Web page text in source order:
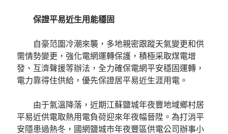
保證平易近生用能穩固
自豪范圍冷潮來襲，多地親密跟蹤天氣變更和供
需情勢變更，強化電網運轉保護，積極采取煤電增
發、互濟聲援等辦法，全力確保電網平安穩固運轉，
電力靠得住供給，優先保證居平易近生涯用電。
由于氣溫降落，近期江蘇鹽城年夜豐地域鄉村居
平易近供電取熱用電負荷迎來年夜幅晉陞。為打消平
安隱患過熱冬，國網鹽城市年夜豐區供電公司辦事小